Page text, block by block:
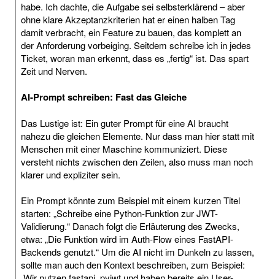
habe. Ich dachte, die Aufgabe sei selbsterklärend – aber
ohne klare Akzeptanzkriterien hat er einen halben Tag
damit verbracht, ein Feature zu bauen, das komplett an
der Anforderung vorbeiging. Seitdem schreibe ich in jedes
Ticket, woran man erkennt, dass es „fertig“ ist. Das spart
Zeit und Nerven.
AI-Prompt schreiben: Fast das Gleiche
Das Lustige ist: Ein guter Prompt für eine AI braucht
nahezu die gleichen Elemente. Nur dass man hier statt mit
Menschen mit einer Maschine kommuniziert. Diese
versteht nichts zwischen den Zeilen, also muss man noch
klarer und expliziter sein.
Ein Prompt könnte zum Beispiel mit einem kurzen Titel
starten: „Schreibe eine Python-Funktion zur JWT-
Validierung.“ Danach folgt die Erläuterung des Zwecks,
etwa: „Die Funktion wird im Auth-Flow eines FastAPI-
Backends genutzt.“ Um die AI nicht im Dunkeln zu lassen,
sollte man auch den Kontext beschreiben, zum Beispiel: